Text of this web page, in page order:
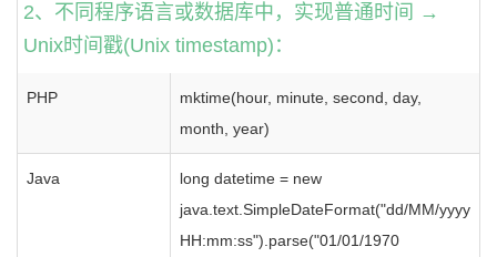
2、不同程序语言或数据库中，实现普通时间 →
Unix时间戳(Unix timestamp)：
PHP
mktime(hour, minute, second, day,
month, year)
Java
long datetime = new
java.text.SimpleDateFormat("dd/MM/yyyy
HH:mm:ss").parse("01/01/1970